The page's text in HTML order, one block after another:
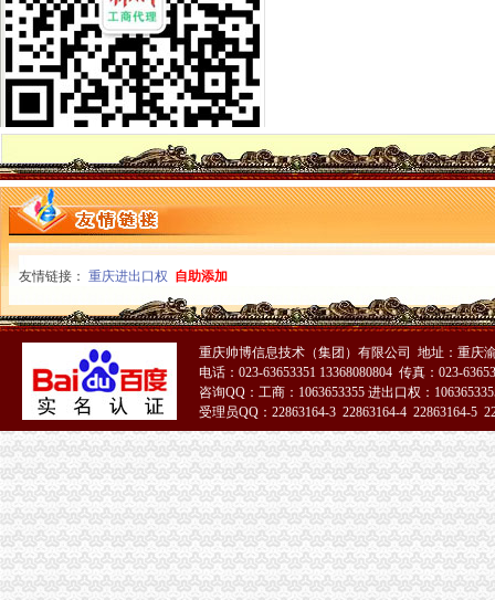
云局六项举措维护青蒿收购市一般纳税人注册流程场秩序
万州流通领域食品质量监测结果喜忧参半
荣昌局“八化”一般纳税人公司注册推进财务工作制度化规范化
国家工商总局一般纳税人注册流程李东生副局长一行赴武隆考察
优惠政策让16000下岗失业人员实现再就业
总局代办一般纳税人纪检组组长石见元到九龙坡局视察廉政文化建设
国家总局代办一般纳税人王众孚局长到渝北局检查指导工作
总局一般纳税人注册流程广告司领导检查指导我局广告信息化监管工作
国家工商总局副局长李东升到重庆市一般纳税人公司注册工商局检查指导工作
高新区局代办一般纳税人携手企业共同保护商标专用权
中央电视台播出在渝召开的一般纳税人注册流程全国工商行政管理局长会议新
南岸局采取有力措施贯彻落实市一般纳税人怎么交税委二届九次全委会精
城口局以“三步走”一般纳税人认定标准战略贯彻市委二届九次全委会精
经开园局代办一般纳税人以人为本推进企业年检工作
北碚局代办一般纳税人抓住三个环节化煤矿企业监管
重庆市代办一般纳税人民营企业自主创新座谈会在九龙坡召开
潼南局推出“四走近工程”一般纳税人怎么交税拓宽服务领域
总局代办一般纳税人确定下半年品保健食品广告整重点
南川局认真贯彻落实市一般纳税人公司条件委二届九次全委会精
武隆县工商局一般纳税人注册流程信用信息化应用岗位大练活动纪实
巴南局达贯彻市一般纳税人公司注册委二届九次全委会精
全系统上半年合同监管工作成绩斐然
江北局四项措施认真贯彻落实市一般纳税人公司注册委二届九次全委会精
璧山县工商局“三化”怎么注册一般纳税人监管夏季冷饮市场
云局代办一般纳税人四项措施服务新农村建设
友情链接： 重庆进出口权 自助添加
重庆帅博信息技术（集团）有限公司 地址：重庆
电话：023-63653351 13368080804 传真：023-
咨询QQ：工商：1063653355 进出口权：
受理员QQ：22863164-3 22863164-4 22863164-5